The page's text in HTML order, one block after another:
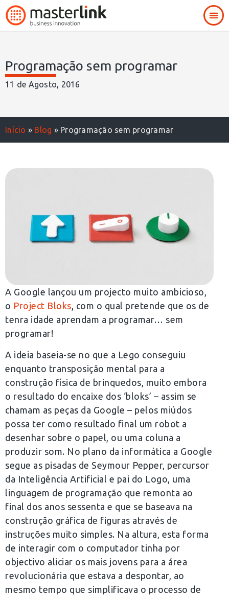
Programação sem programar
11 de Agosto, 2016
Início » Blog » Programação sem programar
A Google lançou um projecto muito ambicioso,
o Project Bloks, com o qual pretende que os de
tenra idade aprendam a programar… sem
programar!
A ideia baseia-se no que a Lego conseguiu
enquanto transposição mental para a
construção física de brinquedos, muito embora
o resultado do encaixe dos ‘bloks’ – assim se
chamam as peças da Google – pelos miúdos
possa ter como resultado final um robot a
desenhar sobre o papel, ou uma coluna a
produzir som. No plano da informática a Google
segue as pisadas de Seymour Pepper, percursor
da Inteligência Artificial e pai do Logo, uma
linguagem de programação que remonta ao
final dos anos sessenta e que se baseava na
construção gráfica de figuras através de
instruções muito simples. Na altura, esta forma
de interagir com o computador tinha por
objectivo aliciar os mais jovens para a área
revolucionária que estava a despontar, ao
mesmo tempo que simplificava o processo de